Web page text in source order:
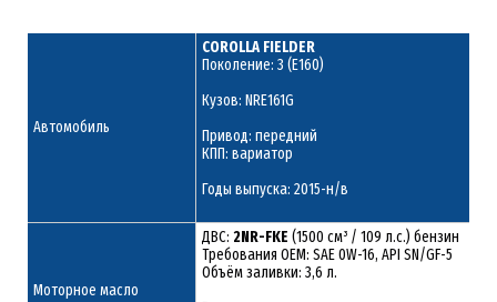
Автомобиль
COROLLA FIELDER
Поколение: 3 (E160)
Кузов: NRE161G
Привод: передний
КПП: вариатор
Годы выпуска: 2015-н/в
Моторное масло
ДВС: 2NR-FKE (1500 см³ / 109 л.с.) бензин
Требования ОЕМ: SAE 0W-16, API SN/GF-5
Объём заливки: 3,6 л.